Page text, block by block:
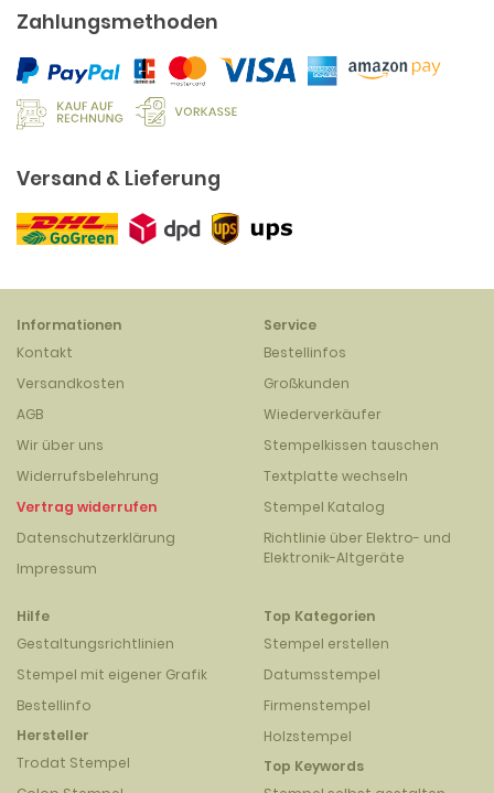
Zahlungsmethoden
Versand & Lieferung
Informationen
Kontakt
Versandkosten
AGB
Wir über uns
Widerrufsbelehrung
Vertrag widerrufen
Datenschutzerklärung
Impressum
Service
Bestellinfos
Großkunden
Wiederverkäufer
Stempelkissen tauschen
Textplatte wechseln
Stempel Katalog
Richtlinie über Elektro- und
Elektronik-Altgeräte
Hilfe
Gestaltungsrichtlinien
Stempel mit eigener Grafik
Bestellinfo
Hersteller
Trodat Stempel
Top Kategorien
Stempel erstellen
Datumsstempel
Firmenstempel
Holzstempel
Top Keywords